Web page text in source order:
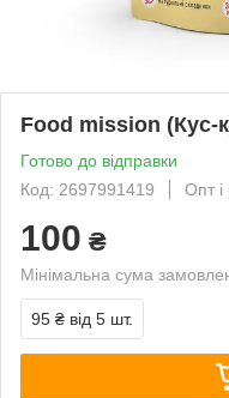
Food mission (Кус-
Готово до відправки
Код: 2697991419
Опт і
100 ₴
Мінімальна сума
95 ₴ від 5 шт.